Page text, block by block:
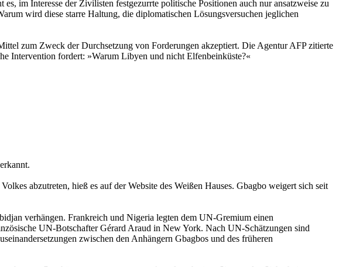
im Interesse der Zivilisten festgezurrte politische Positionen auch nur ansatzweise zu
wird diese starre Haltung, die diplomatischen Lösungsversuchen jeglichen
zum Zweck der Durchsetzung von Forderungen akzeptiert. Die Agentur AFP zitierte
Intervention fordert: »Warum Libyen und nicht Elfenbeinküste?«
abzutreten, hieß es auf der Website des Weißen Hauses. Gbagbo weigert sich seit
verhängen. Frankreich und Nigeria legten dem UN-Gremium einen
UN-Botschafter Gérard Araud in New York. Nach UN-Schätzungen sind
zwischen den Anhängern Gbagbos und des früheren